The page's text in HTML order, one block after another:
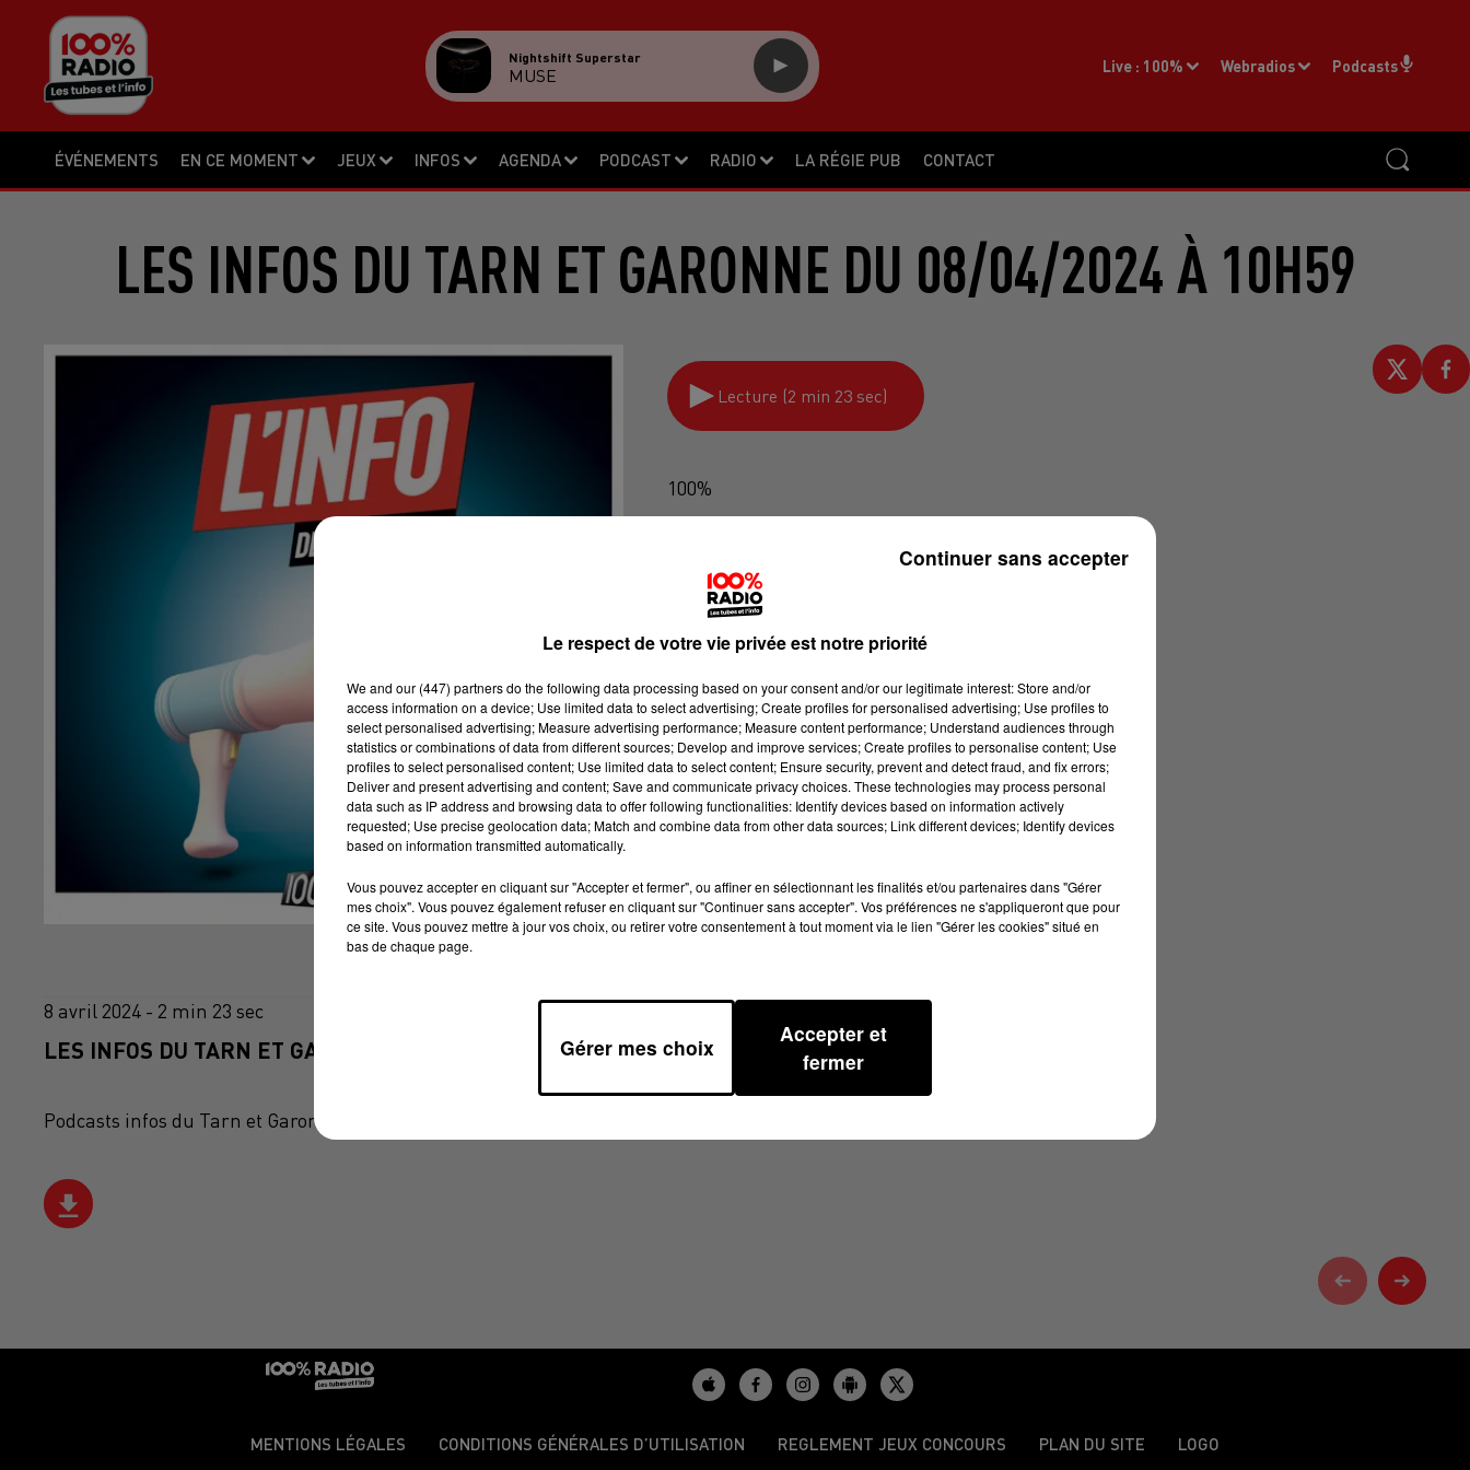
ÉVÉNEMENTS EN CE MOMENT JEUX INFOS AGENDA PODCAST RADIO LA RÉGIE PUB CONTACT
Live : 100% Webradios Podcasts
Nightshift Superstar
MUSE
LES INFOS DU TARN ET GARONNE DU 08/04/2024 À 10H59
Lecture (2 min 23 sec)
100%
8 avril 2024 - 2 min 23 sec
LES INFOS DU TARN ET GARONNE DU 08/04/2024 À 10H59
Podcasts infos du Tarn et Garonne
MENTIONS LÉGALES CONDITIONS GÉNÉRALES D’UTILISATION REGLEMENT JEUX CONCOURS PLAN DU SITE LOGO
Le respect de votre vie privée est notre priorité
We and our (447) partnersdo the following data processing based on your consent and/or our legitimate interest: Store and/or
access information on a device; Use limited data to select advertising; Create profiles for personalised advertising; Use profiles to
select personalised advertising; Measure advertising performance; Measure content performance; Understand audiences through
statistics or combinations of data from different sources; Develop and improve services; Create profiles to personalise content; Use
profiles to select personalised content; Use limited data to select content; Ensure security, prevent and detect fraud, and fix errors;
Deliver and present advertising and content; Save and communicate privacy choices. These technologies may process personal
data such as IP address and browsing data to offer following functionalities: Identify devices based on information actively
requested; Use precise geolocation data; Match and combine data from other data sources; Link different devices; Identify devices
based on information transmitted automatically.
Vous pouvez accepter en cliquant sur "Accepter et fermer", ou affiner en sélectionnant les finalités et/ou partenaires dans "Gérer
mes choix". Vous pouvez également refuser en cliquant sur "Continuer sans accepter". Vos préférences ne s'appliqueront que pour
ce site. Vous pouvez mettre à jour vos choix, ou retirer votre consentement à tout moment via le lien "Gérer les cookies" situé en
bas de chaque page.
Gérer mes choix
Accepter et
fermer
Continuer sans accepter